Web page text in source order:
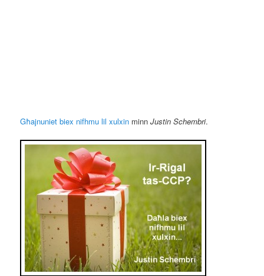
Għajnuniet biex nifhmu lil xulxin minnJustin Schembri.